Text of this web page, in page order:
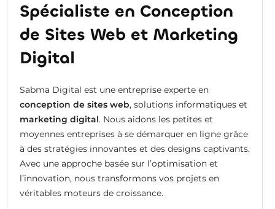
Spécialiste en Conception
de Sites Web et Marketing
Digital
Sabma Digital est une entreprise experte en
conception de sites web, solutions informatiques et
marketing digital. Nous aidons les petites et
moyennes entreprises à se démarquer en ligne grâce
à des stratégies innovantes et des designs captivants.
Avec une approche basée sur l’optimisation et
l’innovation, nous transformons vos projets en
véritables moteurs de croissance.